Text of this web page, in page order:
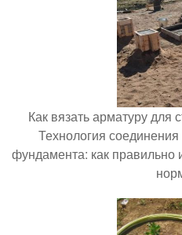
Как вязать арматуру для
Технология
фундамента: как правильно